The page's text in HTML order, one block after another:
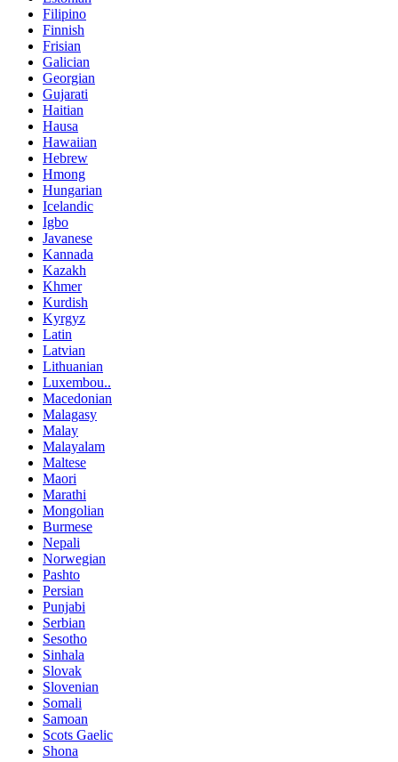
Filipino
Finnish
Frisian
Galician
Georgian
Gujarati
Haitian
Hausa
Hawaiian
Hebrew
Hmong
Hungarian
Icelandic
Igbo
Javanese
Kannada
Kazakh
Khmer
Kurdish
Kyrgyz
Latin
Latvian
Lithuanian
Luxembou..
Macedonian
Malagasy
Malay
Malayalam
Maltese
Maori
Marathi
Mongolian
Burmese
Nepali
Norwegian
Pashto
Persian
Punjabi
Serbian
Sesotho
Sinhala
Slovak
Slovenian
Somali
Samoan
Scots Gaelic
Shona